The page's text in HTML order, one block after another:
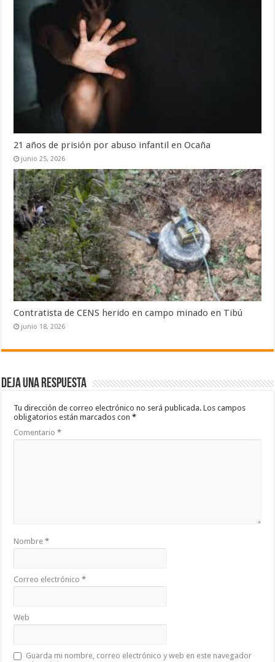
21 años de prisión por abuso infantil en Ocaña
junio 25, 2026
Contratista de CENS herido en campo minado en Tibú
junio 18, 2026
Deja una respuesta
Tu dirección de correo electrónico no será publicada. Los campos
obligatorios están marcados con*
Comentario*
Nombre*
Correo electrónico*
Web
Guarda mi nombre, correo electrónico y web en este navegador